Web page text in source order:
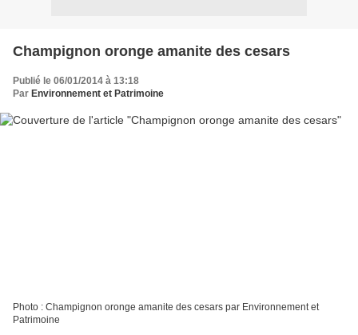
Champignon oronge amanite des cesars
Publié le 06/01/2014 à 13:18
Par Environnement et Patrimoine
Photo : Champignon oronge amanite des cesars par Environnement et
Patrimoine